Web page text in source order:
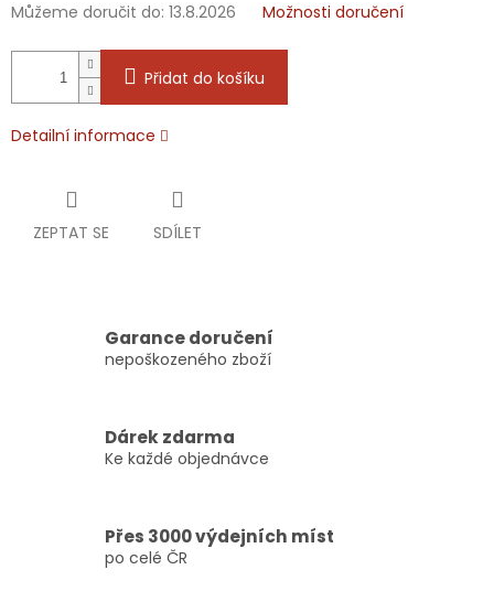
Můžeme doručit do: 13.8.2026 Možnosti doručení
Přidat do košíku
Detailní informace
ZEPTAT SE SDÍLET
Garance doručení
nepoškozeného zboží
Dárek zdarma
Ke každé objednávce
Přes 3000 výdejních míst
po celé ČR